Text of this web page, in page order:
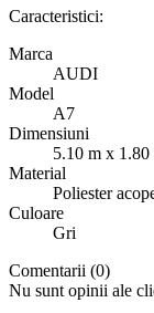
Caracteristici:
Marca
AUDI
Model
A7
Dimensiuni
5.10 m x
Material
Poliester
Culoare
Gri
Comentarii (0)
Nu sunt opinii ale